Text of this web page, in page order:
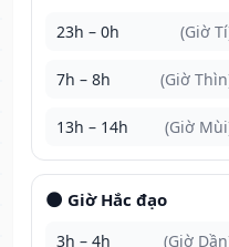
23h – 0h (Giờ
7h – 8h (Giờ
13h – 14h (Giờ
🌑 Giờ Hắc đạo
3h – 4h (Giờ